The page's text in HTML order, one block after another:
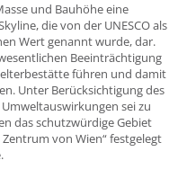
und Bauhöhe eine
die von der UNESCO als
Wert genannt wurde, dar.
Beeinträchtigung
führen und damit
Unter Berücksichtigung des
sei zu
das schutzwürdige Gebiet
von Wien“ festgelegt